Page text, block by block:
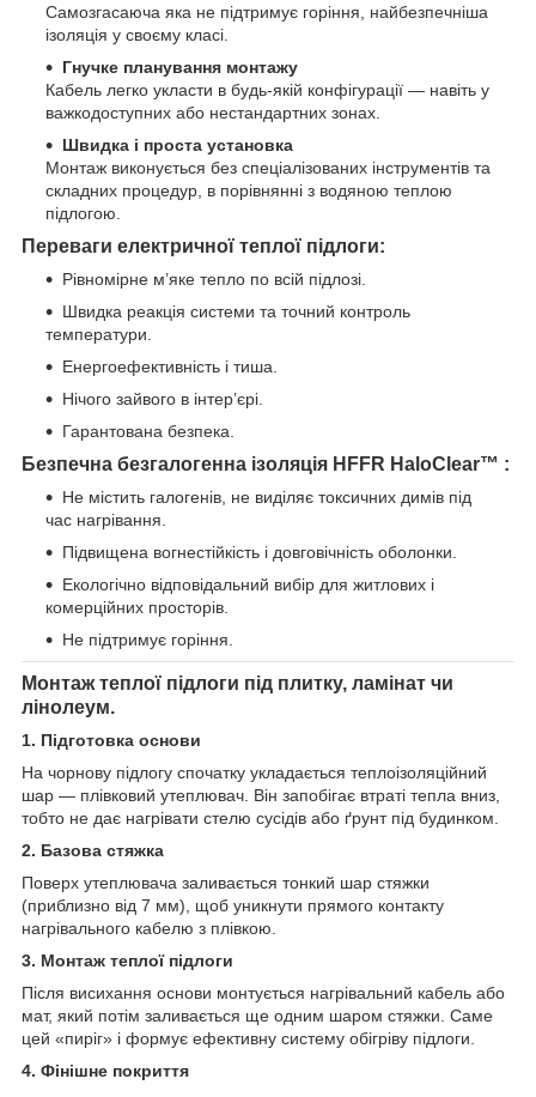
Самозгасаюча яка не підтримує горіння, найбезпечніша
ізоляція у своєму класі.
Гнучке планування монтажу
Кабель легко укласти в будь-якій конфігурації — навіть у
важкодоступних або нестандартних зонах.
Швидка і проста установка
Монтаж виконується без спеціалізованих інструментів та
складних процедур, в порівнянні з водяною теплою
підлогою.
Переваги електричної теплої підлоги:
Рівномірне м’яке тепло по всій підлозі.
Швидка реакція системи та точний контроль
температури.
Енергоефективність і тиша.
Нічого зайвого в інтер’єрі.
Гарантована безпека.
Безпечна безгалогенна ізоляція HFFR HaloClear™ :
Не містить галогенів, не виділяє токсичних димів під
час нагрівання.
Підвищена вогнестійкість і довговічність оболонки.
Екологічно відповідальний вибір для житлових і
комерційних просторів.
Не підтримує горіння.
Монтаж теплої підлоги під плитку, ламінат чи
лінолеум.
1. Підготовка основи
На чорнову підлогу спочатку укладається теплоізоляційний
шар — плівковий утеплювач. Він запобігає втраті тепла вниз,
тобто не дає нагрівати стелю сусідів або ґрунт під будинком.
2. Базова стяжка
Поверх утеплювача заливається тонкий шар стяжки
(приблизно від 7 мм), щоб уникнути прямого контакту
нагрівального кабелю з плівкою.
3. Монтаж теплої підлоги
Після висихання основи монтується нагрівальний кабель або
мат, який потім заливається ще одним шаром стяжки. Саме
цей «пиріг» і формує ефективну систему обігріву підлоги.
4. Фінішне покриття